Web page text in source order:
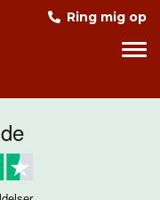
Ring mig op
om os